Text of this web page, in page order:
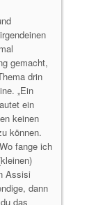
gemacht,
drin
„Ein
ein
keinen
können.
fange ich
Assisi
dann
das